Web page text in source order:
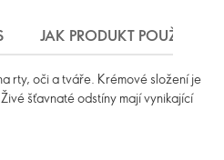
JAK PRODUKT POUŽÍVAT
rty, oči a tváře. Krémové složení je
šťavnaté odstíny mají vynikající